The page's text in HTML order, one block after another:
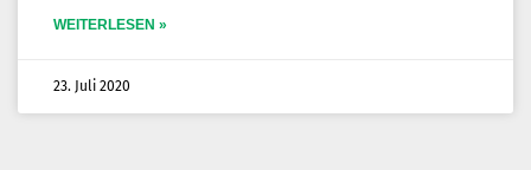
WEITERLESEN »
23. Juli 2020